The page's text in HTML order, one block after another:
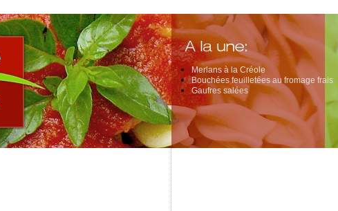
Merlans à la Créole
Bouchées feuilletées au fromage frais
Gaufres salées